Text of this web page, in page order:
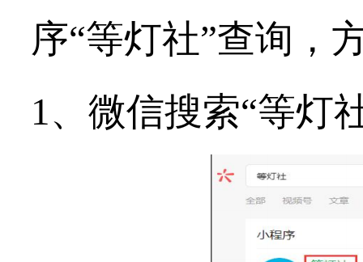
序“等灯社”查询，
1、微信搜索“等灯